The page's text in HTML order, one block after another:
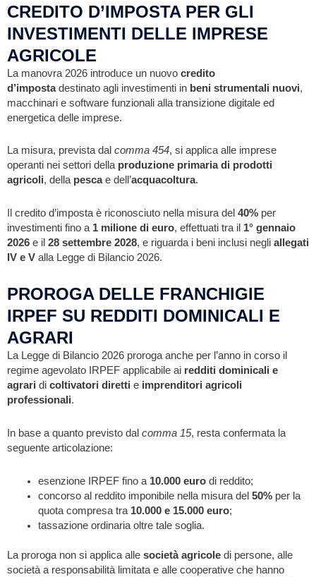
CREDITO D’IMPOSTA PER GLI
INVESTIMENTI DELLE IMPRESE
AGRICOLE
La manovra 2026 introduce un nuovo credito
d’impostadestinato agli investimenti in beni strumentali nuovi,
macchinari e software funzionali alla transizione digitale ed
energetica delle imprese.
La misura, prevista dal comma 454, si applica alle imprese
operanti nei settori della produzione primaria di prodotti
agricoli, della pescae dell’acquacoltura.
Il credito d’imposta è riconosciuto nella misura del 40% per
investimenti fino a 1 milione di euro, effettuati tra il 1° gennaio
2026 e il 28 settembre 2028, e riguarda i beni inclusi negli allegati
IV e V alla Legge di Bilancio 2026.
PROROGA DELLE FRANCHIGIE
IRPEF SU REDDITI DOMINICALI E
AGRARI
La Legge di Bilancio 2026 proroga anche per l’anno in corso il
regime agevolato IRPEF applicabile ai redditi dominicali e
agrari di coltivatori diretti e imprenditori agricoli
professionali.
In base a quanto previsto dal comma 15, resta confermata la
seguente articolazione:
esenzione IRPEF fino a 10.000 eurodi reddito;
concorso al reddito imponibile nella misura del 50%per la
quota compresa tra 10.000 e 15.000 euro;
tassazione ordinaria oltre tale soglia.
La proroga non si applica alle società agricole di persone, alle
società a responsabilità limitata e alle cooperative che hanno